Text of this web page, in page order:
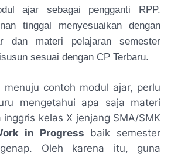
ajar sebagai pengganti RPP.
tinggal menyesuaikan dengan
dan materi pelajaran semester
sesuai dengan CP Terbaru.
menuju contoh modul ajar, perlu
mengetahui apa saja materi
kelas X jenjang SMA/SMK
in Progress baik semester
Oleh karena itu, guna